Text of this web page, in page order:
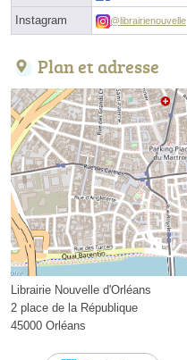
Instagram @librairienouvelle
Plan et adresse
Librairie Nouvelle d'Orléans
2 place de la République
45000 Orléans